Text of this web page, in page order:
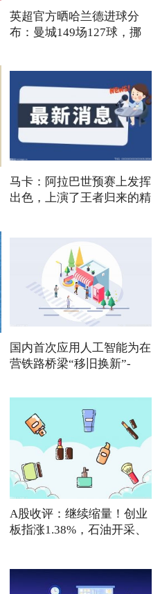
英超官方晒哈兰德进球分
布：曼城149场127球，挪
马卡：阿拉巴世预赛上发挥
出色，上演了王者归来的精
国内首次应用人工智能为在
营铁路桥梁“移旧换新”-
A股收评：继续缩量！创业
板指涨1.38%，石油开采、